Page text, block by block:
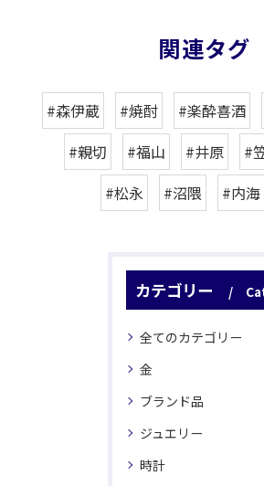
関連タグ
#森伊蔵 #焼酎 #楽酔喜酒
#親切
#福山 #井原 #
#松永
#沼隈 #内海
カテゴリー
全てのカテゴリー
金
ブランド品
ジュエリー
時計